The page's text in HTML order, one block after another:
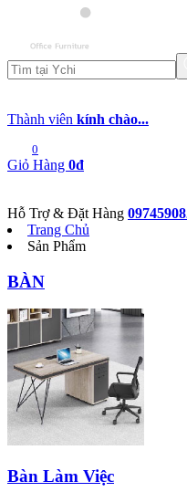
Thành viên kính chào...
0
Giỏ Hàng 0đ
Hỗ Trợ & Đặt Hàng
Trang Chủ
Sản Phẩm
BÀN
Bàn Làm Việc